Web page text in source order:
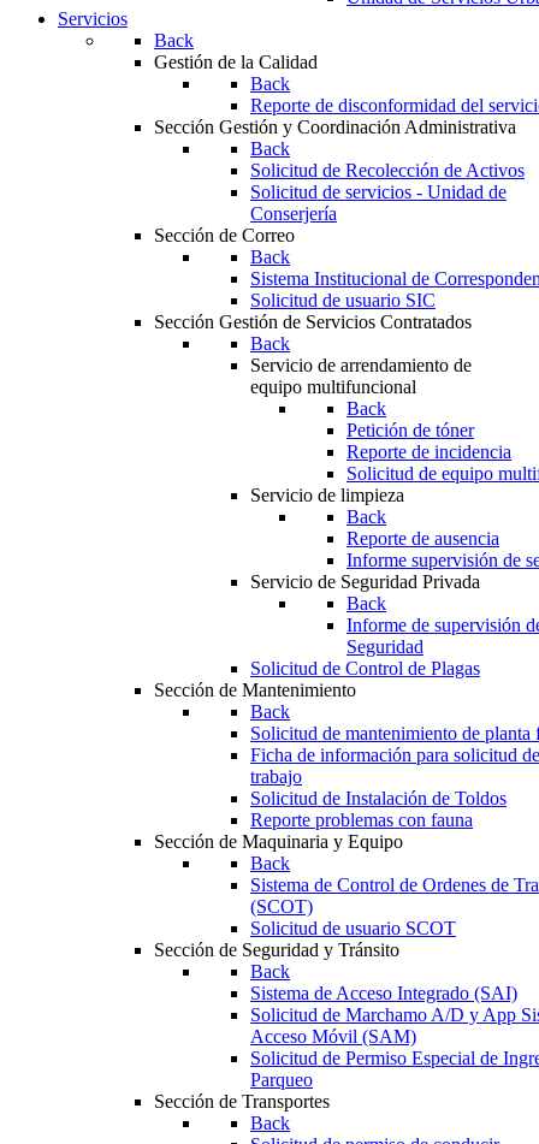
Servicios
Back
Gestión de la Calidad
Back
Reporte de disconformidad del
Sección Gestión y Coordinación Administrativa
Back
Solicitud de Recolección de Activos
Solicitud de servicios - Unidad de
Conserjería
Sección de Correo
Back
Sistema Institucional de
Solicitud de usuario SIC
Sección Gestión de Servicios Contratados
Back
Servicio de arrendamiento de
equipo multifuncional
Back
Petición de tóner
Reporte de incidencia
Solicitud de equipo
Servicio de limpieza
Back
Reporte de ausencia
Informe supervisión de
Servicio de Seguridad Privada
Back
Informe de supervisión
Seguridad
Solicitud de Control de Plagas
Sección de Mantenimiento
Back
Solicitud de mantenimiento de planta
Ficha de información para solicitud
trabajo
Solicitud de Instalación de Toldos
Reporte problemas con fauna
Sección de Maquinaria y Equipo
Back
Sistema de Control de Ordenes de
(SCOT)
Solicitud de usuario SCOT
Sección de Seguridad y Tránsito
Back
Sistema de Acceso Integrado (SAI)
Solicitud de Marchamo A/D y App
Acceso Móvil (SAM)
Solicitud de Permiso Especial de
Parqueo
Sección de Transportes
Back